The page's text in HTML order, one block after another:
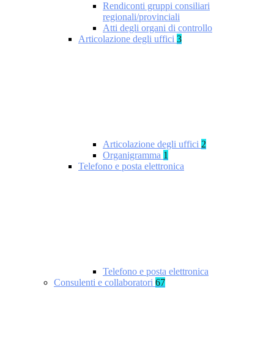
Rendiconti gruppi consiliari
regionali/provinciali
Atti degli organi di controllo
Articolazione degli uffici 3
Articolazione degli uffici 2
Organigramma 1
Telefono e posta elettronica
Telefono e posta elettronica
Consulenti e collaboratori 67